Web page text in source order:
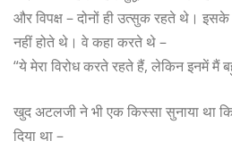
और विपक्ष – दोनों ही उत्सुक रहते थे।
नहीं होते थे। वे कहा करते थे –
“ये मेरा विरोध करते रहते हैं, लेकिन इनमें मैं
खुद अटलजी ने भी एक किस्सा सुनाया था
दिया था –